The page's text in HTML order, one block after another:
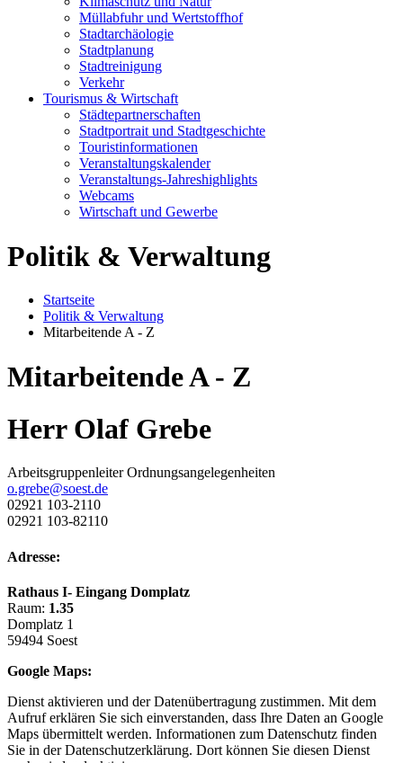
Müllabfuhr und Wertstoffhof
Stadtarchäologie
Stadtplanung
Stadtreinigung
Verkehr
Tourismus & Wirtschaft
Städtepartnerschaften
Stadtportrait und Stadtgeschichte
Touristinformationen
Veranstaltungskalender
Veranstaltungs-Jahreshighlights
Webcams
Wirtschaft und Gewerbe
Politik & Verwaltung
Startseite
Politik & Verwaltung
Mitarbeitende A - Z
Mitarbeitende A - Z
Herr Olaf Grebe
Arbeitsgruppenleiter Ordnungsangelegenheiten
o.grebe@soest.de
02921 103-2110
02921 103-82110
Adresse:
Rathaus I- Eingang Domplatz
Raum: 1.35
Domplatz 1
59494 Soest
Google Maps:
Dienst aktivieren und der Datenübertragung zustimmen. Mit dem
Aufruf erklären Sie sich einverstanden, dass Ihre Daten an Google
Maps übermittelt werden. Informationen zum Datenschutz finden
Sie in der Datenschutzerklärung. Dort können Sie diesen Dienst